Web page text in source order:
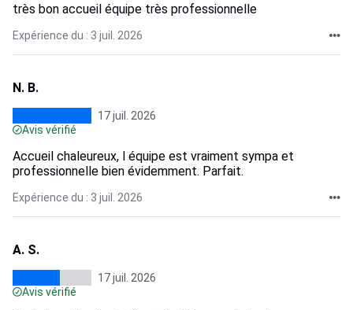
très bon accueil équipe très professionnelle
Expérience du : 3 juil. 2026
N. B.
17 juil. 2026
Avis vérifié
Accueil chaleureux, l équipe est vraiment sympa et
professionnelle bien évidemment. Parfait.
Expérience du : 3 juil. 2026
A. S.
17 juil. 2026
Avis vérifié